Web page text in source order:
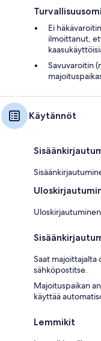
Ei
ilmoittanut,
Savuvaroitin
Käytännöt
Saat majoittajalta
sähköpostitse.
Majoituspaikan
käyttää
Lemmikit